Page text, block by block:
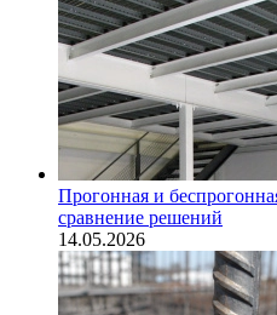
Прогонная и
сравнение решений
14.05.2026